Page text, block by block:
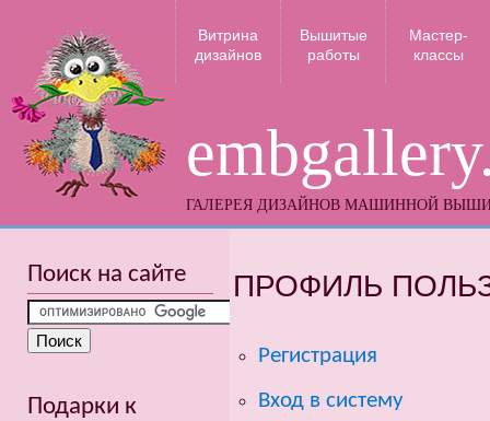
ГАЛЕРЕЯ ДИЗАЙНОВ МАШИННОЙ
Витрина
дизайнов
Вышитые
работы
Мастер-
классы
ПРОФИЛЬ
Регистрация
Вход в систему
Поиск на сайте
Подарки к